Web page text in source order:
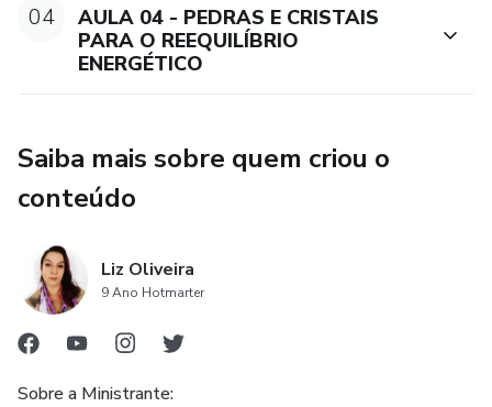
04
AULA 04 - PEDRAS E CRISTAIS
PARA O REEQUILÍBRIO
ENERGÉTICO
Saiba mais sobre quem criou o
conteúdo
Liz Oliveira
9 Ano Hotmarter
Sobre a Ministrante: